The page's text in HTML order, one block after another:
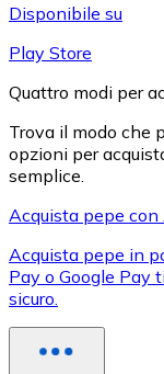
XRP
XRP
Disponibile su
Play Store
Quattro modi per
Trova il modo che
opzioni per
semplice.
Acquista pepe
Acquista pepe in
Pay o Google Pay
sicuro.